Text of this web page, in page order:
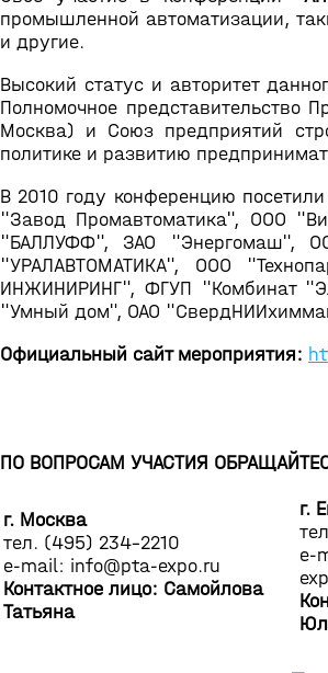
промышленной автоматизации,
и другие.
Высокий статус и авторитет
Полномочное представительство
Москва) и Союз предприятий
политике и развитию
В 2010 году конференцию
"Завод Промавтоматика", ООО
"БАЛЛУФФ", ЗАО "Энергомаш",
"УРАЛАВТОМАТИКА", ООО
ИНЖИНИРИНГ", ФГУП "Комбинат
"Умный дом", ОАО
Официальный сайт мероприятия:
ПО ВОПРОСАМ УЧАСТИЯ
г. Москва
тел. (495) 234-2210
e-mail: info@pta-expo.ru
Контактное лицо: Самойлова
Татьяна
г.
e-